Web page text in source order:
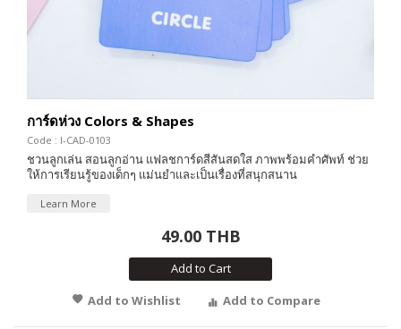
การ์ดห่วง Colors & Shapes
Code : I-CAD-0103
ชวนลูกเล่น สอนลูกอ่าน แฟลชการ์ดสีสันสดใส ภาพพร้อมคำศัพท์ ช่วย
ให้การเรียนรู้ของเด็กๆ แม่นยำและเป็นเรื่องที่สนุกสนาน
Learn More
49.00 THB
Add to Cart
Add to Wishlist
Add to Compare